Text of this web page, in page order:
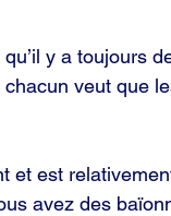
y a toujours
veut que
et est
avez des